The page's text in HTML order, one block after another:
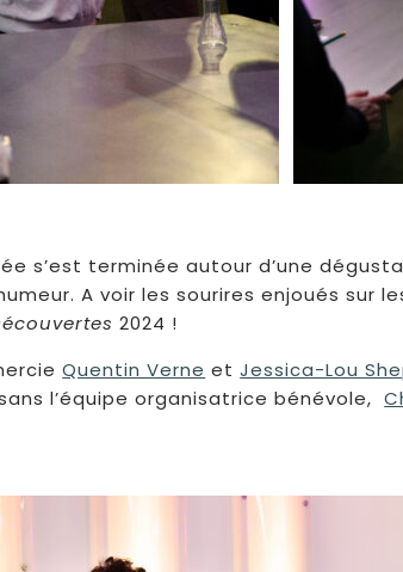
s’est terminée autour d’une
A voir les sourires enjoués
2024 !
Quentin Verne etJessica-Lou
l’équipe organisatrice bénévole,